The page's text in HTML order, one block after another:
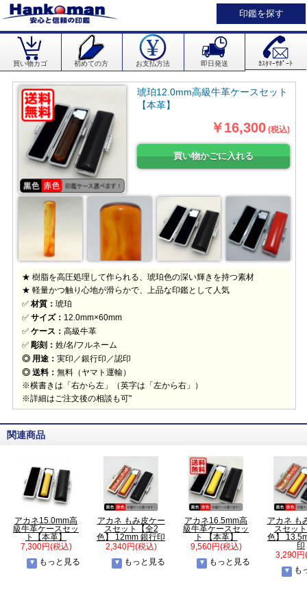
印鑑を探す
買い物カゴ 初めての方 お支払方法 即日発送 ｶｽﾀﾏｰｻﾎﾟｰﾄ
琥珀12.0mm高級牛革ケースセット
【本革】
￥16,300 (税込)
★ 樹脂を高圧処理して作られる、琥珀色の深い輝きを持つ素材
★ 軽量かつ触り心地が滑らかで、上品な印鑑として人気
✅ 材質： 琥珀
✅ サイズ： 12.0mm×60mm
✅ ケース： 高級牛革
✅ 彫刻： 姓/名/フルネーム
◎ 用途： 実印／銀行印／認印
◎ 送料： 無料（ヤマト運輸）
※横書きは「右から左」（英字は「左から右」）
※詳細はご注文後の相談も可"
関連商品
アカネ15.0mm高
級牛革ケースセッ
ト【本革】
7,300円(税込)
もっと見る
アカネ もみ皮ケー
スセット【全2
色】 12mm 銀行印
2,340円(税込)
もっと見る
アカネ16.5mm高
級牛革ケースセッ
ト 【本革】
9,560円(税込)
もっと見る
アカネ も
スセッ
色】
印
3,290円
も